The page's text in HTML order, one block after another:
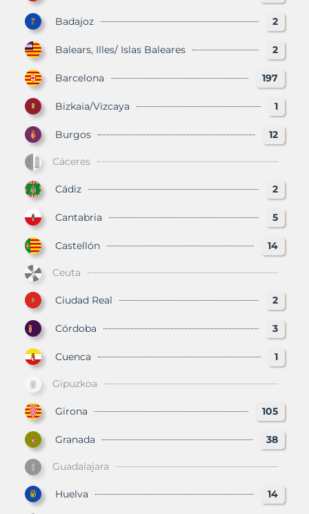
Badajoz 2
Balears, Illes/ Islas Baleares 2
Barcelona 197
Bizkaia/Vizcaya 1
Burgos 12
Cáceres
Cádiz 2
Cantabria 5
Castellón 14
Ceuta
Ciudad Real 2
Córdoba 3
Cuenca 1
Gipuzkoa
Girona 105
Granada 38
Guadalajara
Huelva 14